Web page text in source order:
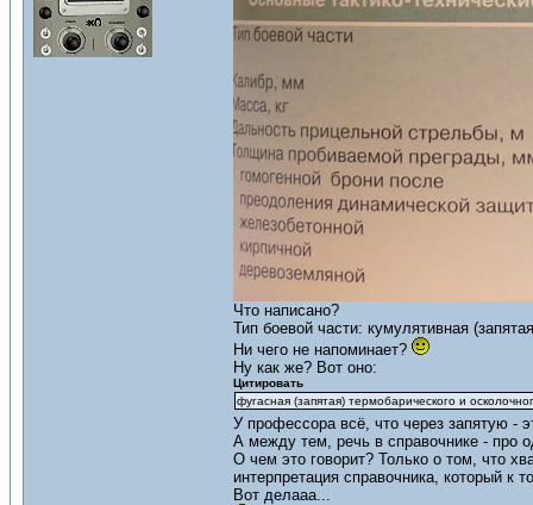
Что написано?
Тип боевой части: кумулятивная
Ни чего не напоминает?
Ну как же? Вот оно:
Цитировать
фугасная (запятая) термобарического и
У профессора всё, что через запятую -
А между тем, речь в справочнике - про
О чем это говорит? Только о том, что
интерпретация справочника, который к
Вот делааа...